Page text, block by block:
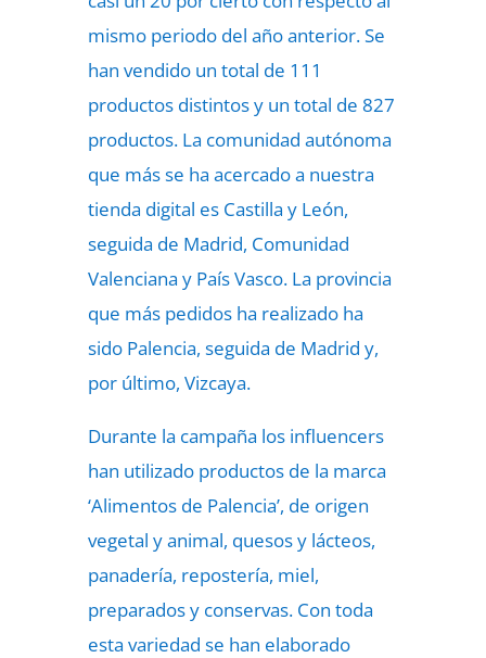
mismo periodo del año anterior. Se
han vendido un total de 111
productos distintos y un total de 827
productos. La comunidad autónoma
que más se ha acercado a nuestra
tienda digital es Castilla y León,
seguida de Madrid, Comunidad
Valenciana y País Vasco. La provincia
que más pedidos ha realizado ha
sido Palencia, seguida de Madrid y,
por último, Vizcaya.
Durante la campaña los influencers
han utilizado productos de la marca
‘Alimentos de Palencia’, de origen
vegetal y animal, quesos y lácteos,
panadería, repostería, miel,
preparados y conservas. Con toda
esta variedad se han elaborado